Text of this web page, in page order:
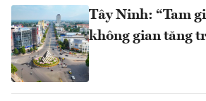
Tây Ninh: “Tam
không gian tăng